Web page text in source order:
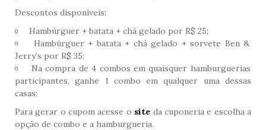
Descontos disponíveis:
Hambúrguer + batata + chá gelado por R$ 25;
Hambúrguer + batata + chá gelado + sorvete Ben &
Jerry’s por R$ 35;
Na compra de 4 combos em quaisquer hamburguerias
participantes, ganhe 1 combo em qualquer uma dessas
casas;
Para gerar o cupom acesse o site da cuponeria e escolha a
opção de combo e a hamburgueria.